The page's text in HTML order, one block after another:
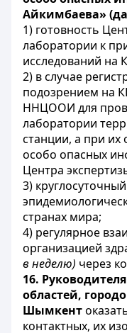
Айкимбаева»
1) готовность
лаборатории к
исследований на
2) в случае
подозрением на
ННЦООИ для
лаборатории
станции, а при их
особо опасных
Центра
3)
странах мира;
4) регулярное
организацией
в неделю) через
16.
областей,
Шымкент
контактных, их